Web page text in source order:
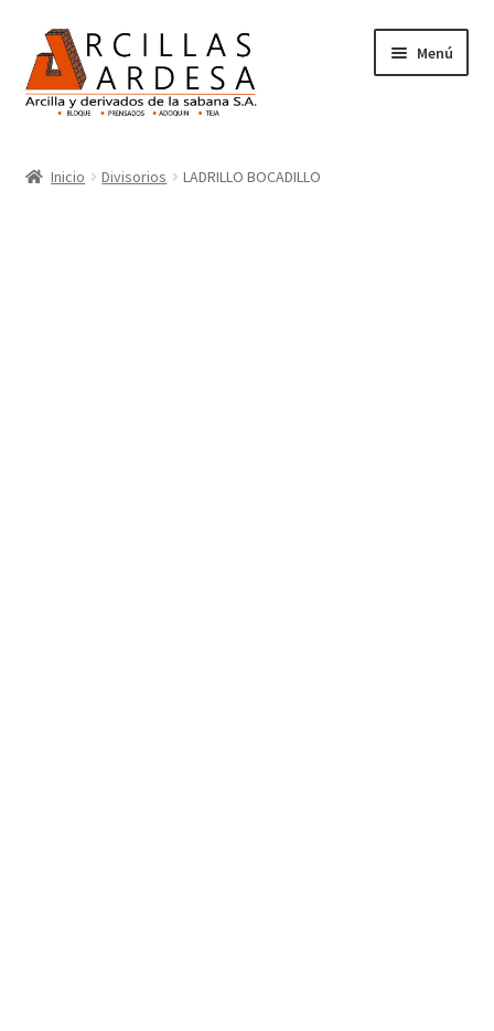
Menú
Inicio Divisorios LADRILLO BOCADILLO